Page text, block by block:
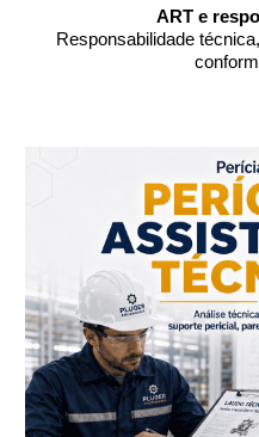
ART e
Responsabilidade